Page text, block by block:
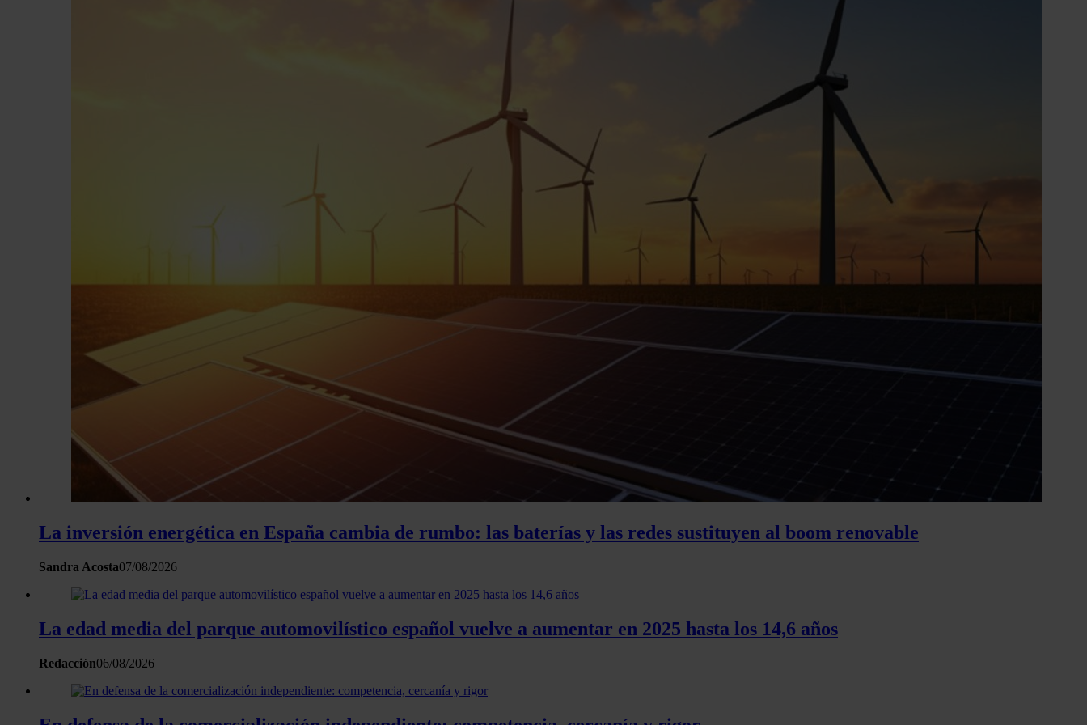
La inversión energética en España cambia de rumbo: las baterías y las redes sustituyen al boom renovable
Sandra Acosta07/08/2026
La edad media del parque automovilístico español vuelve a aumentar en 2025 hasta los 14,6 años
Redacción06/08/2026